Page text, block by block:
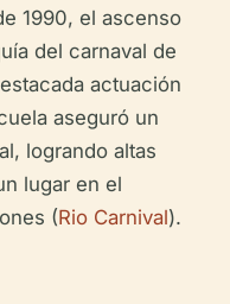
1990, el ascenso
del carnaval de
actuación
aseguró un
logrando altas
lugar en el
(Rio Carnival).